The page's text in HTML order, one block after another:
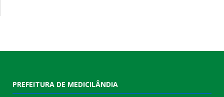
PREFEITURA DE MEDICILÂNDIA